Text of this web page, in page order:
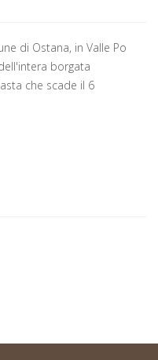
di Ostana, in Valle Po
borgata
che scade il 6